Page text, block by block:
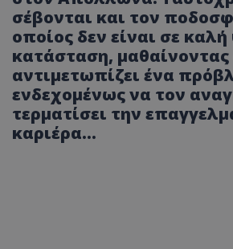
σέβονται και τον
οποίος δεν είναι σε
κατάσταση, μαθαίνοντας
αντιμετωπίζει ένα
ενδεχομένως να τον
τερματίσει την
καριέρα…